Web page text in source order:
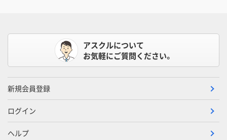
アスクルについて
お気軽にご質問ください。
新規会員登録
ログイン
ヘルプ